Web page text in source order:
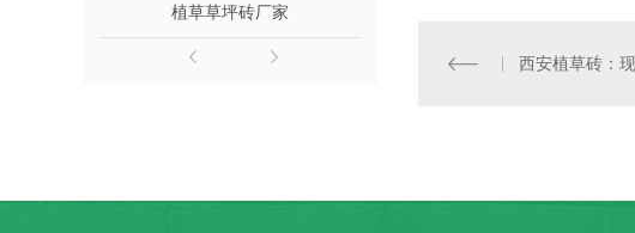
植草草坪砖厂家
西安植草砖：